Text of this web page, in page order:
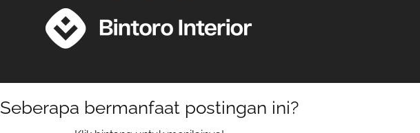
Seberapa bermanfaat postingan ini?